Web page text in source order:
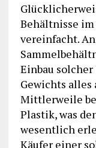
Behältnisse
vereinfacht.
Einbau
Gewichts alles
Mittlerweile
Plastik, was
wesentlich
Käufer einer